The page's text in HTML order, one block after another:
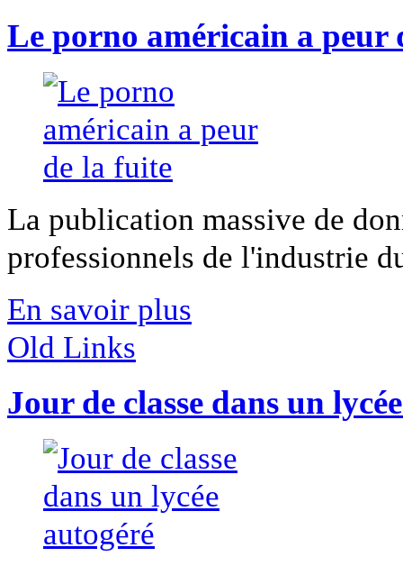
Le porno américain a peur
La publication massive de
professionnels de l'industrie
En savoir plus
Old Links
Jour de classe dans un